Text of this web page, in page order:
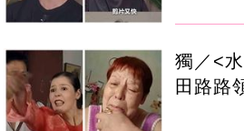
獨／<
田路路